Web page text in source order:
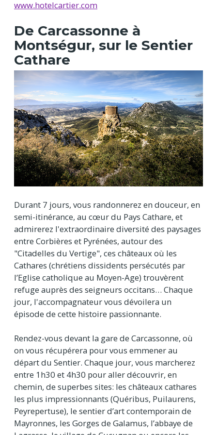
www.hotelcartier.com
De Carcassonne à
Montségur, sur le Sentier
Cathare
Durant 7 jours, vous randonnerez en douceur, en
semi-itinérance, au cœur du Pays Cathare, et
admirerez l'extraordinaire diversité des paysages
entre Corbières et Pyrénées, autour des
"Citadelles du Vertige", ces châteaux où les
Cathares (chrétiens dissidents persécutés par
l’Eglise catholique au Moyen-Age) trouvèrent
refuge auprès des seigneurs occitans… Chaque
jour, l'accompagnateur vous dévoilera un
épisode de cette histoire passionnante.
Rendez-vous devant la gare de Carcassonne, où
on vous récupérera pour vous emmener au
départ du Sentier. Chaque jour, vous marcherez
entre 1h30 et 4h30 pour aller découvrir, en
chemin, de superbes sites: les châteaux cathares
les plus impressionnants (Quéribus, Puilaurens,
Peyrepertuse), le sentier d’art contemporain de
Mayronnes, les Gorges de Galamus, l’abbaye de